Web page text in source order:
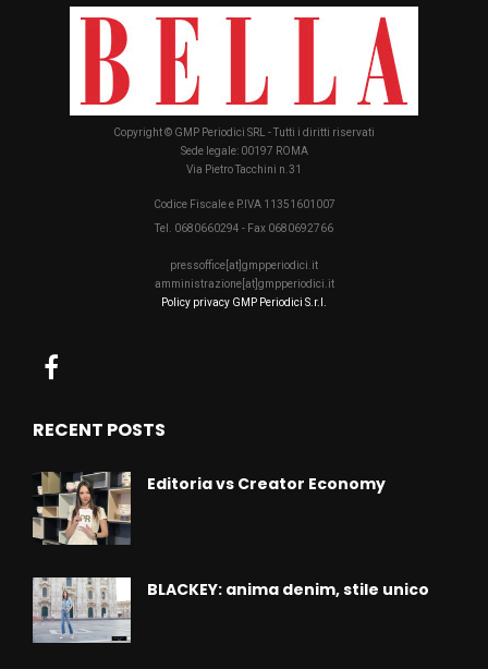
Copyright © GMP Periodici SRL - Tutti i diritti riservati
Sede legale: 00197 ROMA
Via Pietro Tacchini n.31
Codice Fiscale e P.IVA 11351601007
Tel. 0680660294 - Fax 0680692766
pressoffice[at]gmpperiodici.it
amministrazione[at]gmpperiodici.it
Policy privacy GMP Periodici S.r.l.
RECENT POSTS
Editoria vs Creator Economy
BLACKEY: anima denim, stile unico